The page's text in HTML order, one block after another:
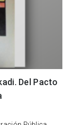
Del Pacto